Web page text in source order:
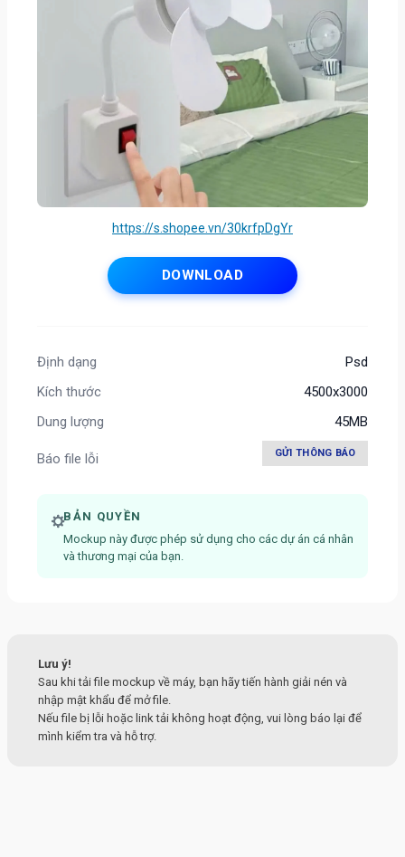
https://s.shopee.vn/30krfpDgYr
DOWNLOAD
Định dạng
Psd
Kích thước
4500x3000
Dung lượng
45MB
Báo file lỗi GỬI THÔNG BÁO
BẢN QUYỀN
Mockup này được phép sử dụng cho các dự án cá nhân
và thương mại của bạn.
Lưu ý!
Sau khi tải file mockup về máy, bạn hãy tiến hành giải nén và
nhập mật khẩu để mở file.
Nếu file bị lỗi hoặc link tải không hoạt động, vui lòng báo lại để
mình kiểm tra và hỗ trợ.